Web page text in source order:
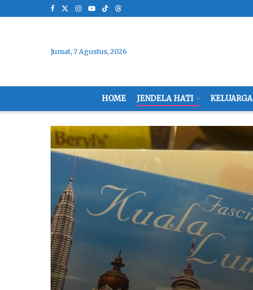
Jumat, 7 Agustus, 2026
HOME JENDELA HATI KELUARGA